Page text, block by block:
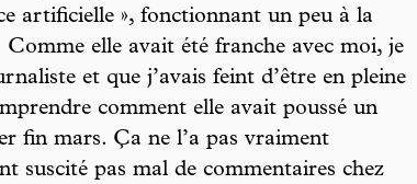
artificielle », fonctionnant un peu à la
elle avait été franche avec moi, je
et que j’avais feint d’être en pleine
comment elle avait poussé un
fin mars. Ça ne l’a pas vraiment
suscité pas mal de commentaires chez